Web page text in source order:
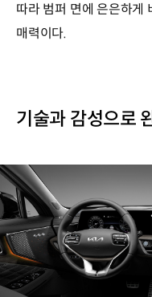
따라 범퍼 면에 은은하게
매력이다.
기술과 감성으로